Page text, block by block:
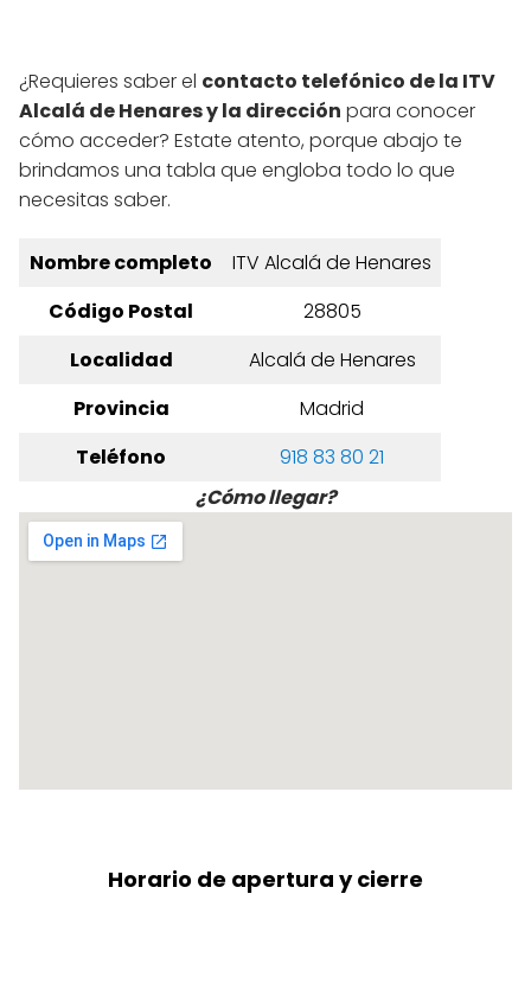
¿Requieres saber el contacto telefónico de la ITV
Alcalá de Henares y la dirección para conocer
cómo acceder? Estate atento, porque abajo te
brindamos una tabla que engloba todo lo que
necesitas saber.
Nombre completo
ITV Alcalá de Henares
Código Postal
28805
Localidad
Alcalá de Henares
Provincia
Madrid
Teléfono
918 83 80 21
¿Cómo llegar?
Horario de apertura y cierre